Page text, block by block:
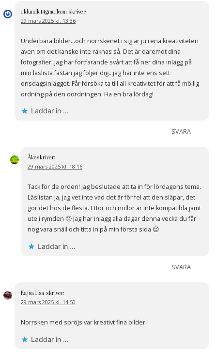
eklundk14gmailcom skriver:
29 mars 2025 kl. 13:36
Underbara bilder…och norrskenet i sig är ju rena kreativiteten
även om det kanske inte räknas så. Det är däremot dina
fotografier. Jag har fortfarande svårt att få ner dina inlägg på
min läslista fastän jag följer dig…jag har inte ens sett
onsdagsinlägget. Får försöka ta till all kreativitet för att få möjlig
ordning på den oordningen. Ha en bra lördag!
Laddar in …
SVARA
Åkeskriver:
29 mars 2025 kl. 18:16
Tack för de orden! Jag beslutade att ta in för lördagens tema.
Läslistan ja, jag vet inte vad det är för fel att den släpar, det
gör det hos de flesta. Ettor och nollor är inte kompatibla jämt
ute i rymden 🙂 Jag har inlägg alla dagar denna vecka du får
nog vara snäll och titta in på min första sida 😉
Laddar in …
SVARA
KajsaLisa skriver:
29 mars 2025 kl. 14:50
Norrsken med spröjs var kreativt fina bilder.
Laddar in …